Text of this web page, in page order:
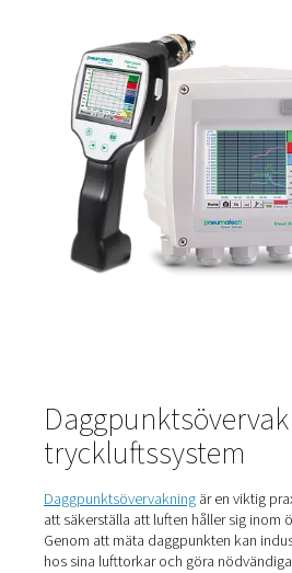
lufttorkar
Olika typer av lufttorkar är
tryckdaggpunkter, vilket
specifika behoven för varje
är ett avgörande mått som
gäller att avlägsna fukt. Till
adsorptionstorkar vanligtvis
-40 °C (-40 °F) eller till och
adsorptionslufttorkar
uppnå extremt torr luft.
vanligtvis runt 2 °C till 10 °C
torkar kyler luften för att
gör dem lämpliga för
förstå PDP-kapaciteten för
välja den mest lämpliga